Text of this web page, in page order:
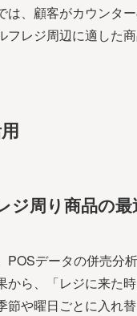
は、顧客がカウンタ
フレジ周辺に適した
ジ周り商品の最
POSデータの併売分
から、「レジに来た
や曜日ごとに入れ